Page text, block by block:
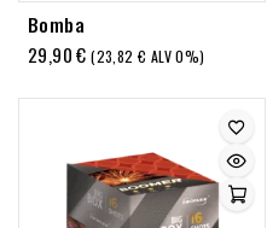
Bomba
29,90€ (23,82€ ALV 0%)